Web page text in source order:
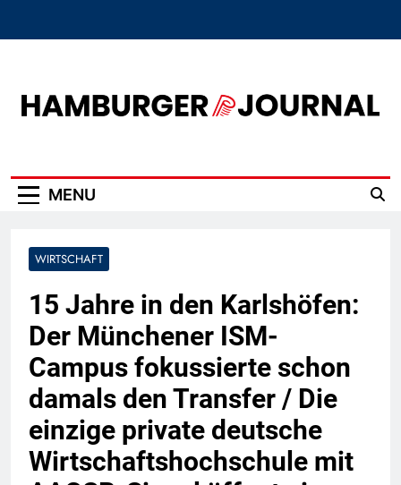
MENU
WIRTSCHAFT
15 Jahre in den Karlshöfen:
Der Münchener ISM-
Campus fokussierte schon
damals den Transfer / Die
einzige private deutsche
Wirtschaftshochschule mit